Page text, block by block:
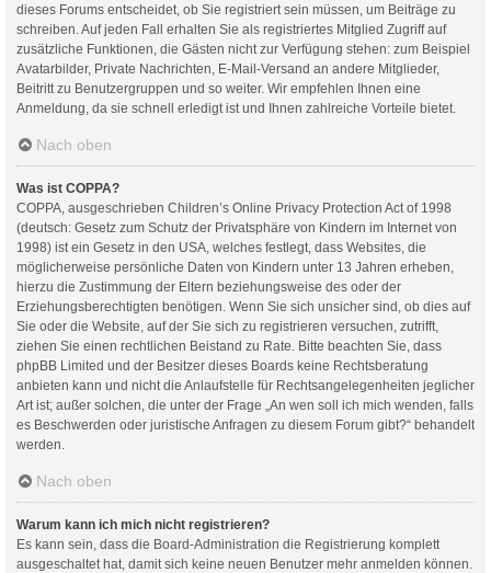
dieses Forums entscheidet, ob Sie registriert sein müssen, um Beiträge zu
schreiben. Auf jeden Fall erhalten Sie als registriertes Mitglied Zugriff auf
zusätzliche Funktionen, die Gästen nicht zur Verfügung stehen: zum Beispiel
Avatarbilder, Private Nachrichten, E-Mail-Versand an andere Mitglieder,
Beitritt zu Benutzergruppen und so weiter. Wir empfehlen Ihnen eine
Anmeldung, da sie schnell erledigt ist und Ihnen zahlreiche Vorteile bietet.
Nach oben
Was ist COPPA?
COPPA, ausgeschrieben Children’s Online Privacy Protection Act of 1998
(deutsch: Gesetz zum Schutz der Privatsphäre von Kindern im Internet von
1998) ist ein Gesetz in den USA, welches festlegt, dass Websites, die
möglicherweise persönliche Daten von Kindern unter 13 Jahren erheben,
hierzu die Zustimmung der Eltern beziehungsweise des oder der
Erziehungsberechtigten benötigen. Wenn Sie sich unsicher sind, ob dies auf
Sie oder die Website, auf der Sie sich zu registrieren versuchen, zutrifft,
ziehen Sie einen rechtlichen Beistand zu Rate. Bitte beachten Sie, dass
phpBB Limited und der Besitzer dieses Boards keine Rechtsberatung
anbieten kann und nicht die Anlaufstelle für Rechtsangelegenheiten jeglicher
Art ist; außer solchen, die unter der Frage „An wen soll ich mich wenden, falls
es Beschwerden oder juristische Anfragen zu diesem Forum gibt?“ behandelt
werden.
Nach oben
Warum kann ich mich nicht registrieren?
Es kann sein, dass die Board-Administration die Registrierung komplett
ausgeschaltet hat, damit sich keine neuen Benutzer mehr anmelden können.